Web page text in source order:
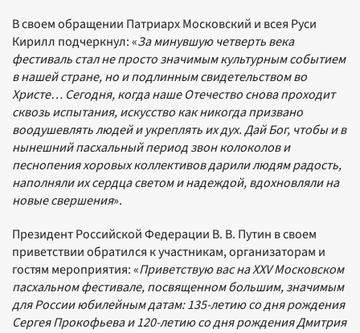
В своем обращении Патриарх Московский и всея Руси
Кирилл подчеркнул: «За минувшую четверть века
фестиваль стал не просто значимым культурным событием
в нашей стране, но иподлинным свидетельством во
Христе… Сегодня, когда наше Отечество снова проходит
сквозь испытания, искусство как никогда призвано
воодушевлять людей и укреплять их дух. Дай Бог, чтобы и в
нынешний пасхальный период звон колоколов и
песнопения хоровых коллективов дарили людям радость,
наполняли их сердца светом и надеждой, вдохновляли на
новые свершения».
Президент Российской Федерации В. В. Путин в своем
приветствии обратился к участникам, организаторам и
гостям мероприятия: «Приветствую вас на XXV Московском
пасхальном фестивале, посвященном большим, значимым
дляРоссии юбилейным датам: 135-летию со дня рождения
Сергея Прокофьева и 120-летию со дня рождения Дмитрия